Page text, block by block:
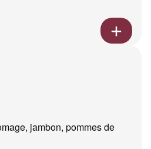
jambon, pommes de